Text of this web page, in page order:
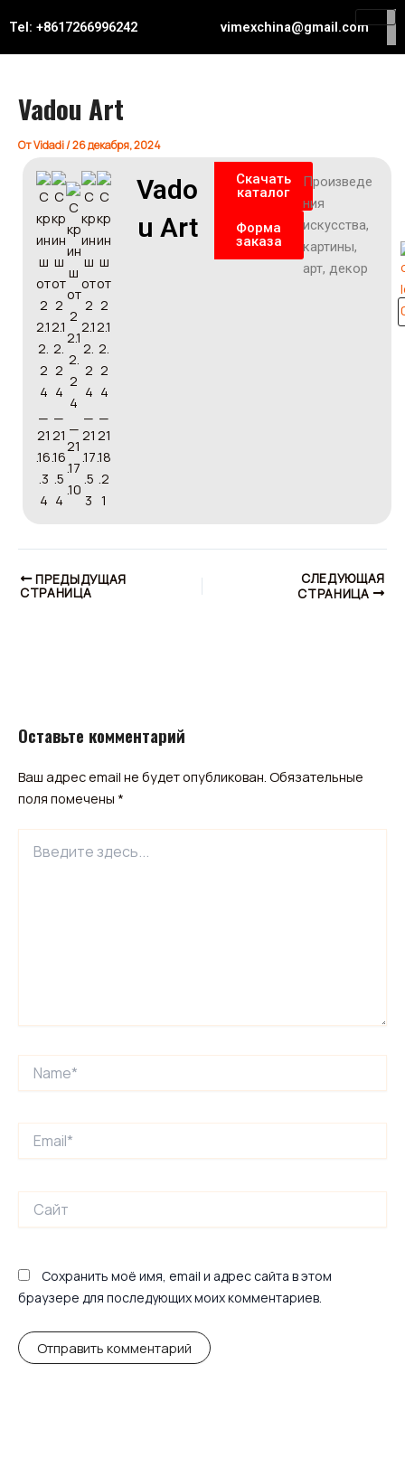
содержимому
Tel: +8617266996242 vimexchina@gmail.com
Vadou Art
ОтVidadi/26 декабря, 2024
Vado
u Art
Скачать
каталог
Форма
заказа
Произведе
ния
искусства,
картины,
арт, декор
по
записям
ПРЕДЫДУЩАЯ
СТРАНИЦА
СЛЕДУЮЩАЯ
СТРАНИЦА
Оставьте комментарий
Ваш адрес email не будет опубликован. Обязательные
поля помечены *
здесь...
Сохранить моё имя, email и адрес сайта в этом
браузере для последующих моих комментариев.